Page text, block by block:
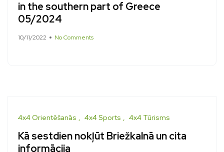
in the southern part of Greece
05/2024
10/11/2022 No Comments
4x4 Orientēšanās 4x4 Sports 4x4 Tūrisms
Kā sestdien nokļūt Briežkalnā un cita
informācija